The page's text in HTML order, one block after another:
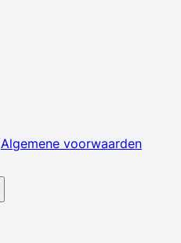
Algemene voorwaarden